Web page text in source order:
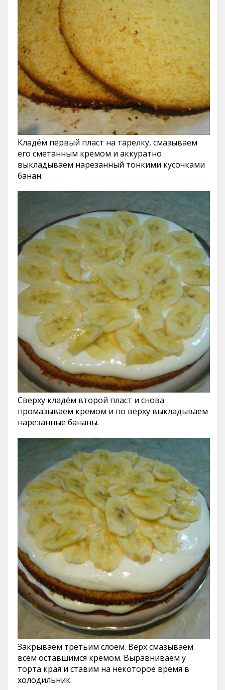
Кладём первый пласт на тарелку, смазываем
его сметанным кремом и аккуратно
выкладываем нарезанный тонкими кусочками
банан.
Сверху кладём второй пласт и снова
промазываем кремом и по верху выкладываем
нарезанные бананы.
Закрываем третьим слоем. Верх смазываем
всем оставшимся кремом. Выравниваем у
торта края и ставим на некоторое время в
холодильник.